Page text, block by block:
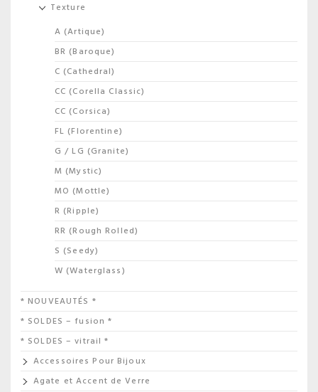
Texture
A (Artique)
BR (Baroque)
C (Cathedral)
CC (Corella Classic)
CC (Corsica)
FL (Florentine)
G / LG (Granite)
M (Mystic)
MO (Mottle)
R (Ripple)
RR (Rough Rolled)
S (Seedy)
W (Waterglass)
* NOUVEAUTÉS *
* SOLDES – fusion *
* SOLDES – vitrail *
Accessoires Pour Bijoux
Agate et Accent de Verre